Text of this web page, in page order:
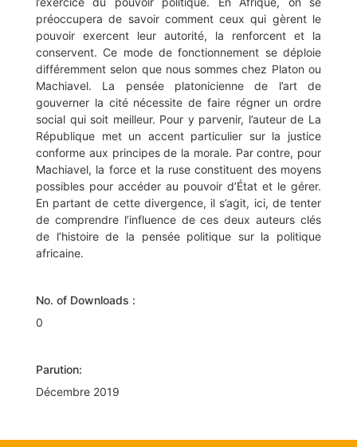
préoccupera de savoir comment ceux qui gèrent le
pouvoir exercent leur autorité, la renforcent et la
conservent. Ce mode de fonctionnement se déploie
différemment selon que nous sommes chez Platon ou
Machiavel. La pensée platonicienne de l’art de
gouverner la cité nécessite de faire régner un ordre
social qui soit meilleur. Pour y parvenir, l’auteur de La
République met un accent particulier sur la justice
conforme aux principes de la morale. Par contre, pour
Machiavel, la force et la ruse constituent des moyens
possibles pour accéder au pouvoir d’État et le gérer.
En partant de cette divergence, il s’agit, ici, de tenter
de comprendre l’influence de ces deux auteurs clés
de l’histoire de la pensée politique sur la politique
africaine.
No. of Downloads :
0
Parution:
Décembre 2019